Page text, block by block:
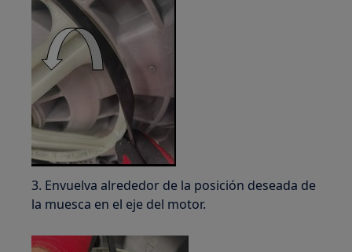
3. Envuelva alrededor de la posición deseada de
la muesca en el eje del motor.